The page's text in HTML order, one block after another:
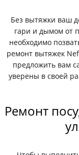
Без вытяжки ваш
гари и дымом от
необходимо
ремонт вытяжек
предложить вам
уверены в своей
Ремонт